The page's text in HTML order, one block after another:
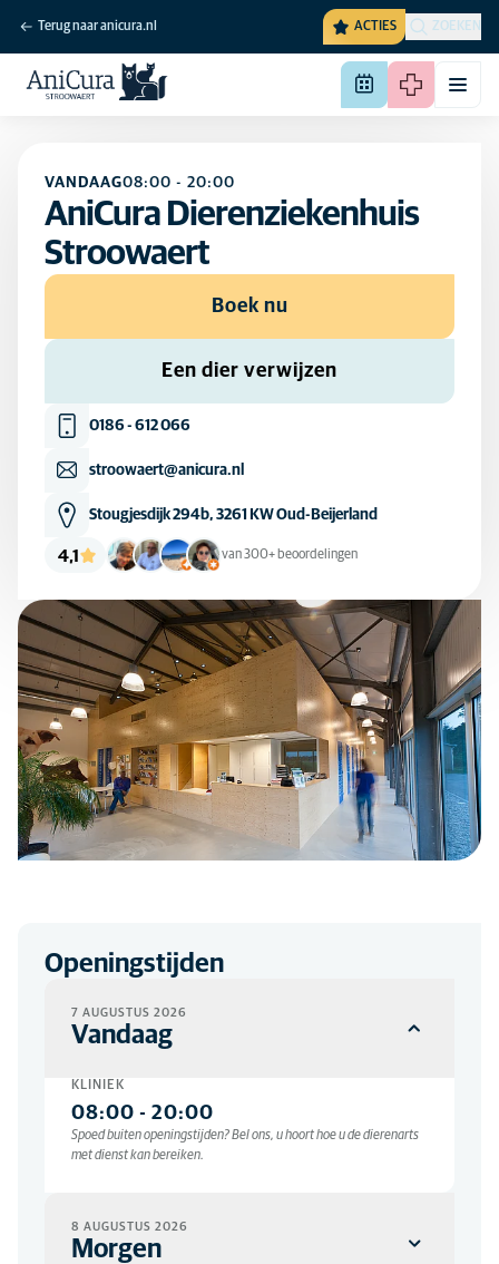
Terug naar anicura.nl ACTIES ZOEKEN
VANDAAG08:00 - 20:00
AniCura Dierenziekenhuis
Stroowaert
Boek nu
Een dier verwijzen
0186 - 612 066
stroowaert@anicura.nl
Stougjesdijk 294b, 3261 KW Oud-Beijerland
4,1 van 300+ beoordelingen
Openingstijden
7 AUGUSTUS 2026
Vandaag
KLINIEK
08:00 - 20:00
Spoed buiten openingstijden? Bel ons, u hoort hoe u de dierenarts
met dienst kan bereiken.
8 AUGUSTUS 2026
Morgen